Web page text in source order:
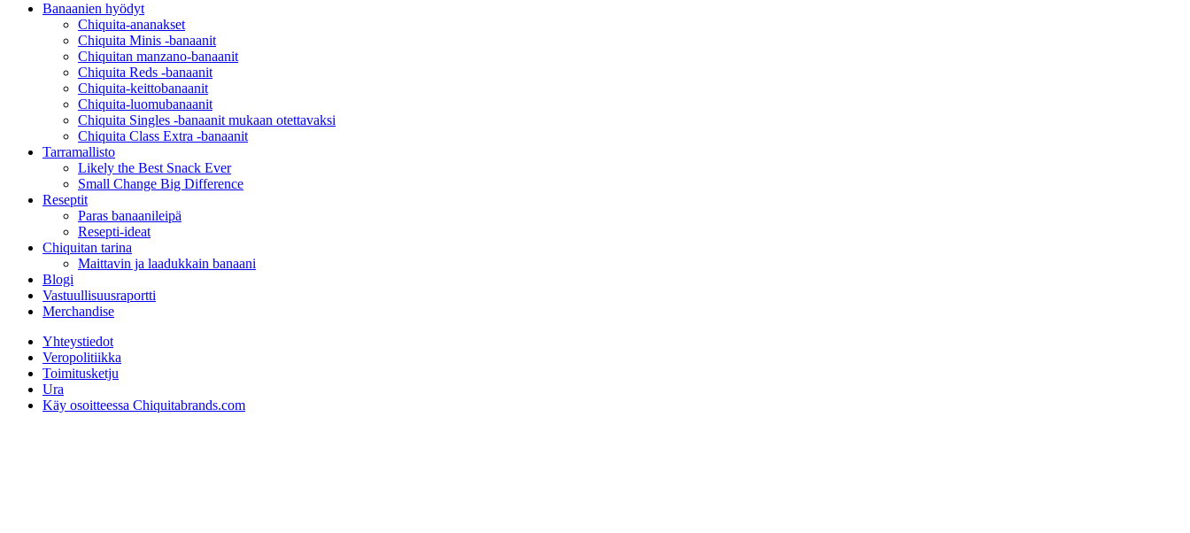
Banaanien hyödyt
Chiquita-ananakset
Chiquita Minis -banaanit
Chiquitan manzano-banaanit
Chiquita Reds -banaanit
Chiquita-keittobanaanit
Chiquita-luomubanaanit
Chiquita Singles -banaanit mukaan otettavaksi
Chiquita Class Extra -banaanit
Tarramallisto
Likely the Best Snack Ever
Small Change Big Difference
Reseptit
Paras banaanileipä
Resepti-ideat
Chiquitan tarina
Maittavin ja laadukkain banaani
Blogi
Vastuullisuusraportti
Merchandise
Yhteystiedot
Veropolitiikka
Toimitusketju
Ura
Käy osoitteessa Chiquitabrands.com